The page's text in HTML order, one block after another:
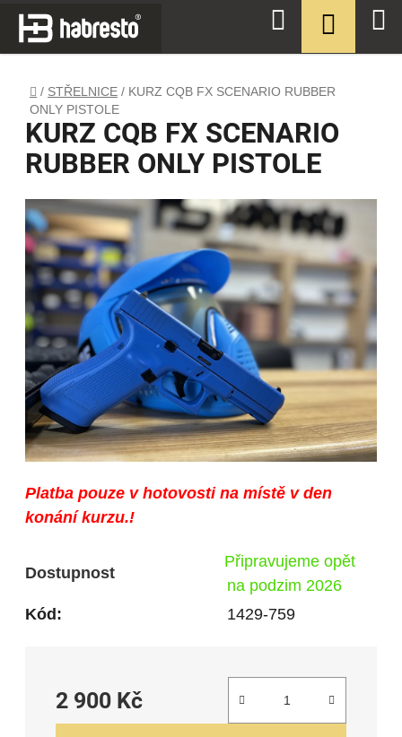
Přejít
obsah
Domů
/ STŘELNICE / KURZ CQB FX SCENARIO RUBBER
ONLY PISTOLE
Platba pouze v hotovosti na místě v den
konání kurzu.!
Dostupnost
Připravujeme opět
na podzim 2026
Kód:
1429-759
2 900 Kč
Měrná cena:
KURZ CQB FX SCENARIO
RUBBER ONLY PISTOLE